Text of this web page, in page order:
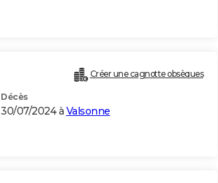
Créer une cagnotte obsèques
Décès
30/07/2024 à Valsonne